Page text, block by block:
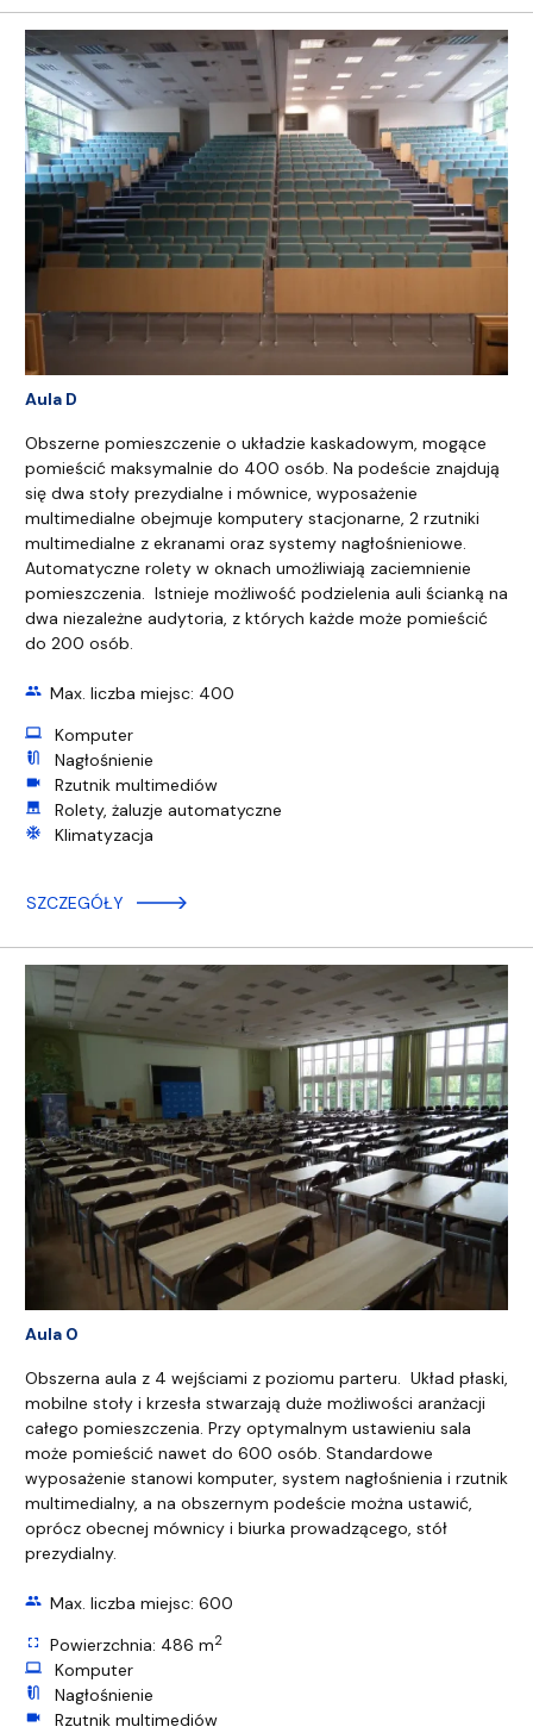
Aula D
Obszerne pomieszczenie o układzie kaskadowym, mogące
pomieścić maksymalnie do 400 osób. Na podeście znajdują
się dwa stoły prezydialne i mównice, wyposażenie
multimedialne obejmuje komputery stacjonarne, 2 rzutniki
multimedialne z ekranami oraz systemy nagłośnieniowe.
Automatyczne rolety w oknach umożliwiają zaciemnienie
pomieszczenia. Istnieje możliwość podzielenia auli ścianką na
dwa niezależne audytoria, z których każde może pomieścić
do 200 osób.
group Max. liczba miejsc: 400
computer Komputer
mic_external_on Nagłośnienie
videocam Rzutnik multimediów
roller_shades Rolety, żaluzje automatyczne
ac_unit Klimatyzacja
SZCZEGÓŁY
Aula 0
Obszerna aula z 4 wejściami z poziomu parteru. Układ płaski,
mobilne stoły i krzesła stwarzają duże możliwości aranżacji
całego pomieszczenia. Przy optymalnym ustawieniu sala
może pomieścić nawet do 600 osób. Standardowe
wyposażenie stanowi komputer, system nagłośnienia i rzutnik
multimedialny, a na obszernym podeście można ustawić,
oprócz obecnej mównicy i biurka prowadzącego, stół
prezydialny.
group Max. liczba miejsc: 600
fullscreen Powierzchnia: 486 m2
computer
Komputer
mic_external_on Nagłośnienie
videocam Rzutnik multimediów